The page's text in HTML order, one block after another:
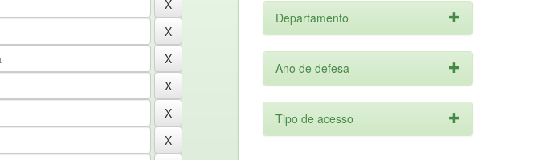
Departamento
Ano de defesa
Tipo de acesso